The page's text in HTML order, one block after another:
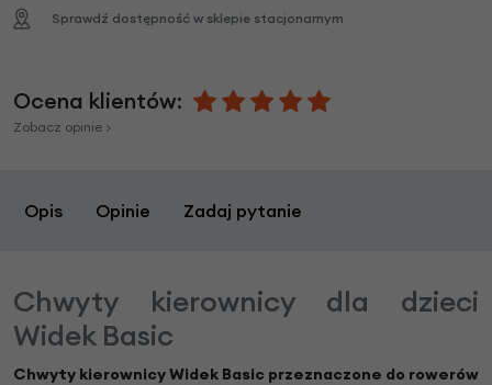
Sprawdź dostępność w sklepie stacjonarnym
Ocena klientów:
Zobacz opinie >
Opis Opinie Zadaj pytanie
Chwyty kierownicy dla dzieci
Widek Basic
Chwyty kierownicy Widek Basic przeznaczone do rowerów